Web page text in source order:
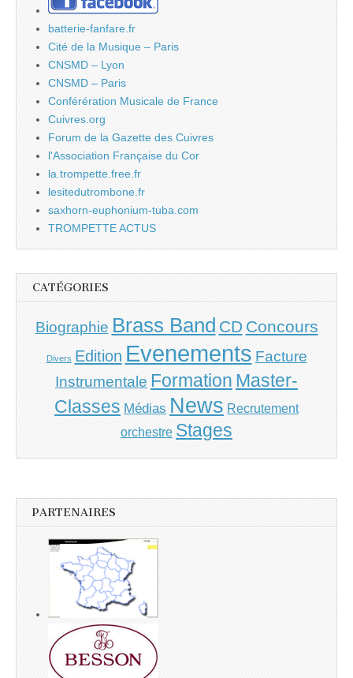
batterie-fanfare.fr
Cité de la Musique – Paris
CNSMD – Lyon
CNSMD – Paris
Conférération Musicale de France
Cuivres.org
Forum de la Gazette des Cuivres
l'Association Française du Cor
la.trompette.free.fr
lesitedutrombone.fr
saxhorn-euphonium-tuba.com
TROMPETTE ACTUS
CATÉGORIES
Biographie Brass Band CD Concours
Divers Edition Evenements Facture
Instrumentale Formation Master-
Classes Médias News Recrutement
orchestre Stages
PARTENAIRES